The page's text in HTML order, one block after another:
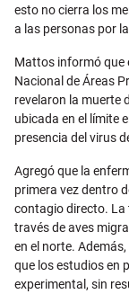
esto no cierra los
a las personas por
Mattos informó que
Nacional de Áreas
revelaron la muerte
ubicada en el límite
presencia del virus
Agregó que la
primera vez dentro
contagio directo. La
través de aves
en el norte.
que los estudios en
experimental, sin